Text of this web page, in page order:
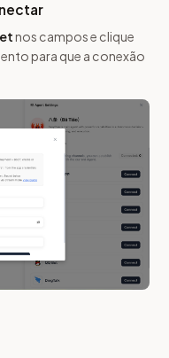
nos campos e clique
para que a conexão